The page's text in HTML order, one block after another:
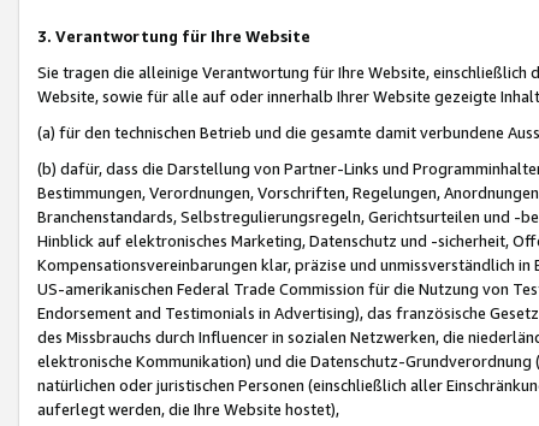
3. Verantwortung für Ihre Website
Sie tragen die alleinige Verantwortung für Ihre Website,
Website, sowie für alle auf oder innerhalb Ihrer Website gezeigte
(a) für den technischen Betrieb und die gesamte damit verbundene
(b) dafür, dass die Darstellung von Partner-Links und
Bestimmungen, Verordnungen, Vorschriften, Regelungen,
Branchenstandards, Selbstregulierungsregeln, Gerichtsurteilen und -
Hinblick auf elektronisches Marketing, Datenschutz und -sicherheit,
Kompensationsvereinbarungen klar, präzise und unmissverständlich
US-amerikanischen Federal Trade Commission für die Nutzung von
Endorsement and Testimonials in Advertising), das französische
des Missbrauchs durch Influencer in sozialen Netzwerken, die
elektronische Kommunikation) und die Datenschutz-
natürlichen oder juristischen Personen (einschließlich aller
auferlegt werden, die Ihre Website hostet),